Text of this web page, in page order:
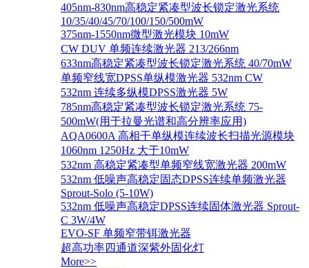
405nm-830nm高稳定紧凑型波长锁定激光系统
10/35/40/45/70/100/150/500mW
375nm-1550nm微型激光模块 10mW
CW DUV 单频连续激光器 213/266nm
633nm高稳定紧凑型波长锁定激光系统 40/70mW
单频窄线宽DPSS单纵模激光器 532nm CW
532nm 连续多纵模DPSS激光器 5W
785nm高稳定紧凑型波长锁定激光系统 75-
500mW(用于拉曼光谱和高分辨率应用)
AQA0600A 高相干单纵模连续波长扫描光源模块
1060nm 1250Hz 大于10mW
532nm 高稳定紧凑型单频窄线宽激光器 200mW
532nm 低噪声高稳定固态DPSS连续单频激光器
Sprout‐Solo (5-10W)
532nm 低噪声高稳定DPSS连续固体激光器 Sprout-
C 3W/4W
EVO-SF 单频窄带铒激光器
超高功率四通道深紫外固化灯
More>>